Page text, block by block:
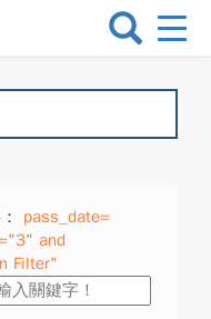
選
換
pass_date=
and
Filter"